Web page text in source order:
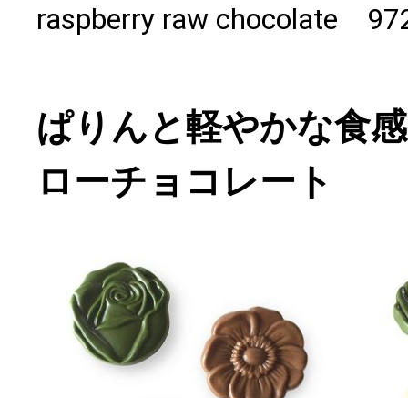
raspberry raw chocolate
ぱりんと軽やかな食
ローチョコレート